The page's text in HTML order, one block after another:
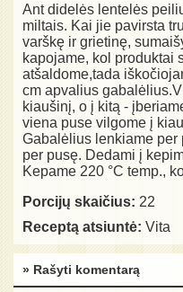
Ant didelės lentelės
miltais. Kai jie pavirsta
varškę ir grietinę,
kapojame, kol produktai
atšaldome,tada
cm apvalius
kiaušinį, o į kitą -
viena puse vilgome į
Gabalėlius lenkiame per
per pusę. Dedami į
Kepame 220 °C temp.,
Porcijų skaičius: 22
Receptą atsiuntė: Vita
» Rašyti komentarą